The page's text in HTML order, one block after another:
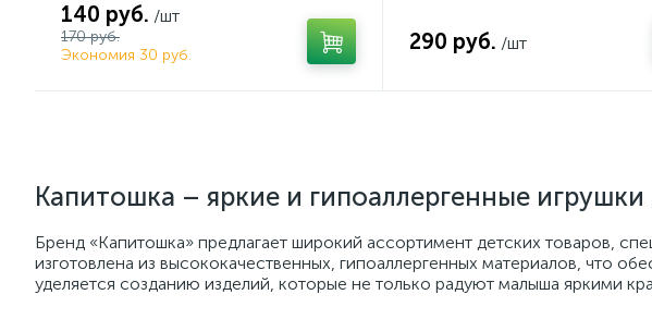
140 руб. /шт
170 руб.
Экономия 30 руб.
290 руб. /шт
Капитошка – яркие и гипоаллергенные игрушки
Бренд «Капитошка» предлагает широкий ассортимент детских товаров,
изготовлена из высококачественных, гипоаллергенных материалов, что
уделяется созданию изделий, которые не только радуют малыша яркими